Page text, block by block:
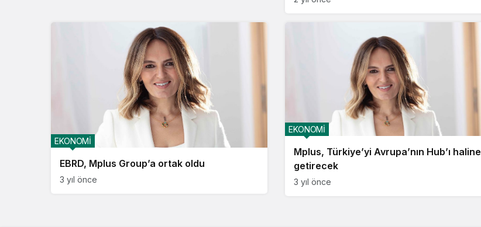
EBRD, Mplus Group’a ortak oldu
EKONOMİ
3 yıl önce
Mplus, Türkiye’yi Avrupa’nın Hub’ı haline
getirecek
EKONOMİ
3 yıl önce